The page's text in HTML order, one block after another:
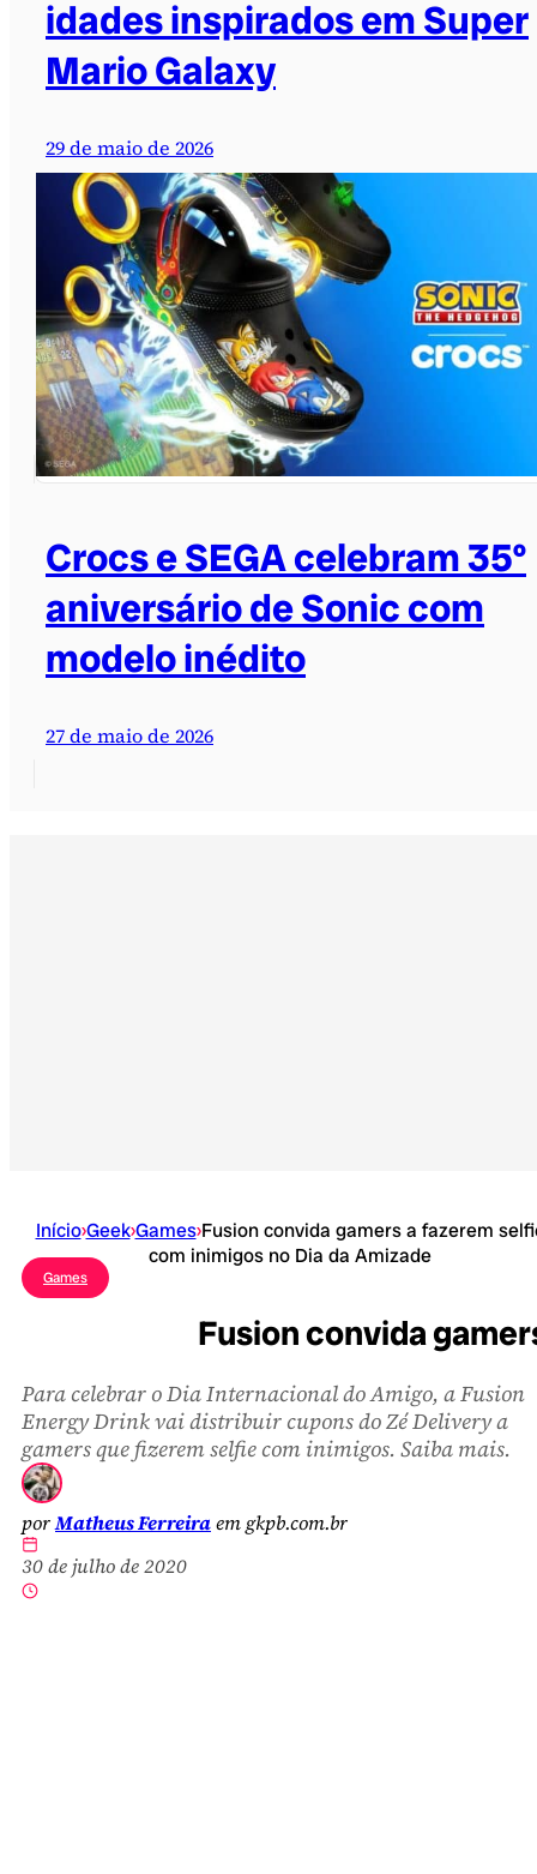
idades inspirados em Super
Mario Galaxy
29 de maio de 2026
Crocs e SEGA celebram 35º
aniversário de Sonic com
modelo inédito
27 de maio de 2026
Início›Geek›Games›Fusion convida gamers a fazerem
com inimigos no Dia da Amizade
Games
Fusion convida
Para celebrar o Dia Internacional do Amigo, a Fusion
Energy Drink vai distribuir cupons do Zé Delivery a
gamers que fizerem selfie com inimigos. Saiba mais.
porMatheus Ferreiraem gkpb.com.br
30 de julho de 2020